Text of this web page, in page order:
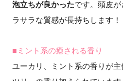
泡立ちが良かったです。頭皮
ラサラな質感が長持ちします！
■ミント系の癒される香り
ユーカリ、ミント系の香りが